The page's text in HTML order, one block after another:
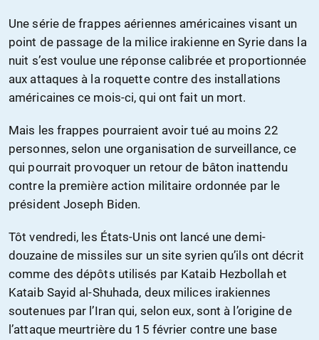
Une série de frappes aériennes américaines visant un
point de passage de la milice irakienne en Syrie dans la
nuit s’est voulue une réponse calibrée et proportionnée
aux attaques à la roquette contre des installations
américaines ce mois-ci, qui ont fait un mort.
Mais les frappes pourraient avoir tué au moins 22
personnes, selon une organisation de surveillance, ce
qui pourrait provoquer un retour de bâton inattendu
contre la première action militaire ordonnée par le
président Joseph Biden.
Tôt vendredi, les États-Unis ont lancé une demi-
douzaine de missiles sur un site syrien qu’ils ont décrit
comme des dépôts utilisés par Kataib Hezbollah et
Kataib Sayid al-Shuhada, deux milices irakiennes
soutenues par l’Iran qui, selon eux, sont à l’origine de
l’attaque meurtrière du 15 février contre une base